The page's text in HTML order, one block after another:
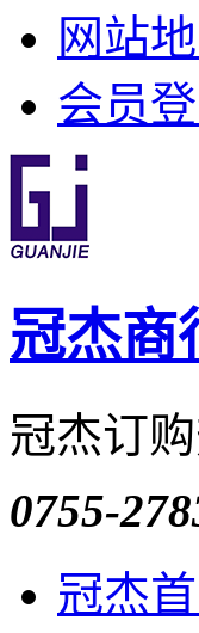
网站
会员
冠杰商
冠杰订购
0755-
冠杰